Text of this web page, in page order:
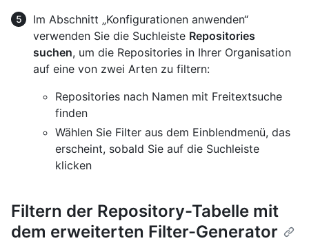
Im Abschnitt „Konfigurationen anwenden“
verwenden Sie die Suchleiste Repositories
suchen, um die Repositories in Ihrer Organisation
auf eine von zwei Arten zu filtern:
Repositories nach Namen mit Freitextsuche
finden
Wählen Sie Filter aus dem Einblendmenü, das
erscheint, sobald Sie auf die Suchleiste
klicken
Filtern der Repository-Tabelle mit
dem erweiterten Filter-Generator